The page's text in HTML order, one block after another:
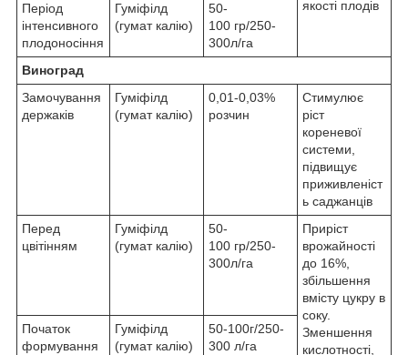
якості плодів
Період
інтенсивного
плодоносіння
Гуміфілд
(гумат калію)
50-
100 гр/250-
300л/га
Виноград
Замочування
держаків
Гуміфілд
(гумат калію)
0,01-0,03%
розчин
Стимулює
ріст
кореневої
системи,
підвищує
приживленіст
ь саджанців
Перед
цвітінням
Гуміфілд
(гумат калію)
50-
100 гр/250-
300л/га
Приріст
врожайності
до 16%,
збільшення
вмісту цукру в
соку.
Зменшення
кислотності,
Початок
формування
Гуміфілд
(гумат калію)
50-100г/250-
300 л/га